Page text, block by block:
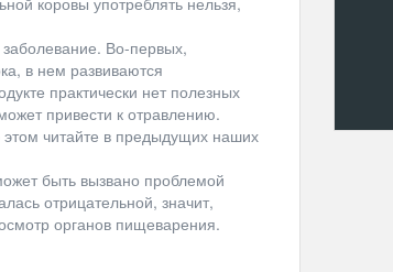
Во-первых,
в нем развиваются
практически нет полезных
привести к отравлению.
читайте в предыдущих наших
быть вызвано проблемой
отрицательной, значит,
органов пищеварения.